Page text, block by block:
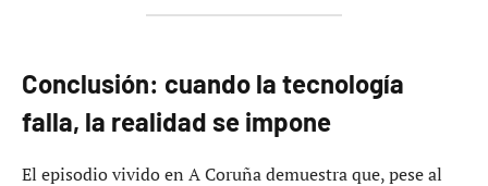
Conclusión: cuando la tecnología
falla, la realidad se impone
El episodio vivido en A Coruña demuestra que, pese al